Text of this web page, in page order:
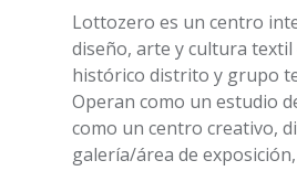
Lottozero es un centro
diseño, arte y cultura textil
histórico distrito y grupo
Operan como un estudio
como un centro creativo,
galería/área de